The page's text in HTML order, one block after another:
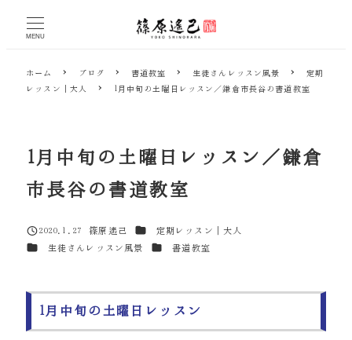
MENU
ホーム ブログ 書道教室 生徒さんレッスン風景
定期
レッスン｜大人
1月中旬の土曜日レッスン／鎌倉市長谷の書道教室
1月中旬の土曜日レッスン／鎌倉
市長谷の書道教室
投稿日
2020.1.27
篠原遙己 カテゴリー
定期レッスン｜大人
カテゴリー生徒さんレッスン風景 カテゴリー
書道教室
1月中旬の土曜日レッスン